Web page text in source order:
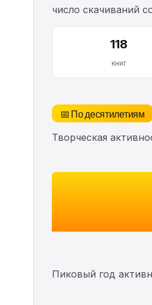
число скачиваний
118
книг
📅 По десятилетиям
Творческая
Пиковый год